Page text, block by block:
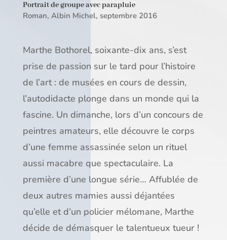
Portrait de groupe avec parapluie
Roman, Albin Michel, septembre 2016
Marthe Bothorel, soixante-dix ans, s’est
prise de passion sur le tard pour l’histoire
de l’art : de musées en cours de dessin,
l’autodidacte plonge dans un monde qui la
fascine. Un dimanche, lors d’un concours de
peintres amateurs, elle découvre le corps
d’une femme assassinée selon un rituel
aussi macabre que spectaculaire. La
première d’une longue série… Affublée de
deux autres mamies aussi déjantées
qu’elle et d’un policier mélomane, Marthe
décide de démasquer le talentueux tueur !